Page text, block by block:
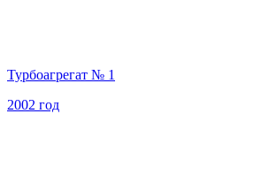
Турбоагрегат № 1
2002 год